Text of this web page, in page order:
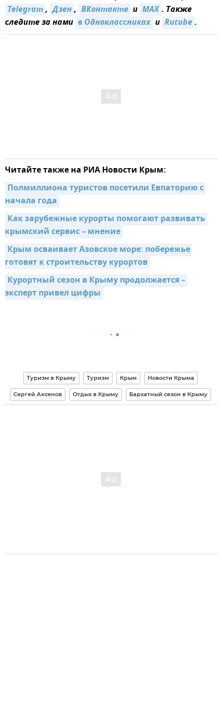
Telegram, Дзен, ВКонтакте и MAX. Также
следите за нами в Одноклассниках и Rutube.
Читайте также на РИА Новости Крым:
Полмиллиона туристов посетили Евпаторию с
начала года
Как зарубежные курорты помогают развивать
крымский сервис – мнение
Крым осваивает Азовское море: побережье
готовят к строительству курортов
Курортный сезон в Крыму продолжается –
эксперт привел цифры
Туризм в Крыму Туризм Крым Новости Крыма
Сергей Аксенов Отдых в Крыму Бархатный сезон в Крыму